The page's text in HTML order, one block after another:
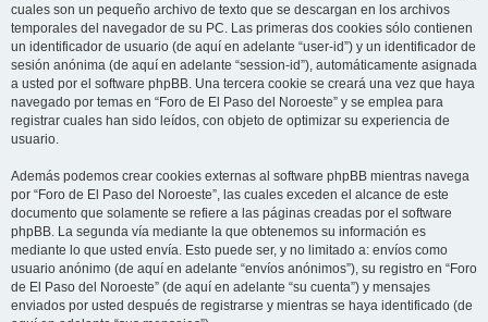
cuales son un pequeño archivo de texto que se descargan en los archivos
temporales del navegador de su PC. Las primeras dos cookies sólo contienen
un identificador de usuario (de aquí en adelante “user-id”) y un identificador de
sesión anónima (de aquí en adelante “session-id”), automáticamente asignada
a usted por el software phpBB. Una tercera cookie se creará una vez que haya
navegado por temas en “Foro de El Paso del Noroeste” y se emplea para
registrar cuales han sido leídos, con objeto de optimizar su experiencia de
usuario.
Además podemos crear cookies externas al software phpBB mientras navega
por “Foro de El Paso del Noroeste”, las cuales exceden el alcance de este
documento que solamente se refiere a las páginas creadas por el software
phpBB. La segunda vía mediante la que obtenemos su información es
mediante lo que usted envía. Esto puede ser, y no limitado a: envíos como
usuario anónimo (de aquí en adelante “envíos anónimos”), su registro en “Foro
de El Paso del Noroeste” (de aquí en adelante “su cuenta”) y mensajes
enviados por usted después de registrarse y mientras se haya identificado (de